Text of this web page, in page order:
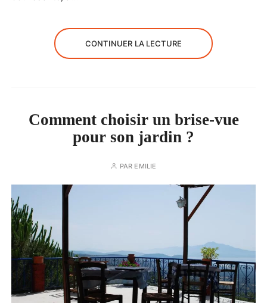
CONTINUER LA LECTURE
Comment choisir un brise-vue
pour son jardin ?
PAR EMILIE